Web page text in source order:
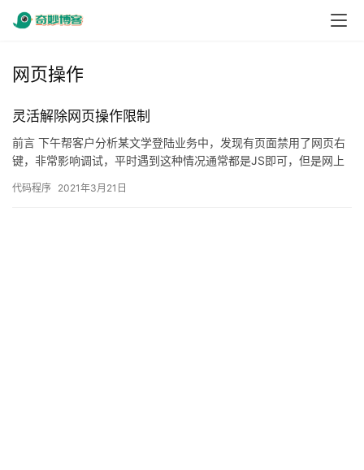
网页操作
灵活解除网页操作限制
前言 下午帮客户分析某文学登陆业务中，发现有页面禁用了网页右
键，非常影响调试，平时遇到这种情况通常都是JS即可，但是网上
代码程序 2021年3月21日